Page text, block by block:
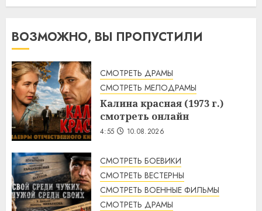
ВОЗМОЖНО, ВЫ ПРОПУСТИЛИ
СМОТРЕТЬ ДРАМЫ
СМОТРЕТЬ МЕЛОДРАМЫ
Калина красная (1973 г.)
смотреть онлайн
4:55 10.08.2026
СМОТРЕТЬ БОЕВИКИ
СМОТРЕТЬ ВЕСТЕРНЫ
СМОТРЕТЬ ВОЕННЫЕ ФИЛЬМЫ
СМОТРЕТЬ ДРАМЫ